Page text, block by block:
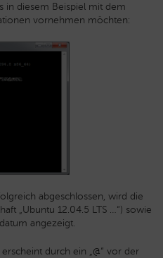
in diesem Beispiel mit dem
vornehmen möchten:
abgeschlossen, wird die
„Ubuntu 12.04.5 LTS …“) sowie
angezeigt.
durch ein „@“ vor der